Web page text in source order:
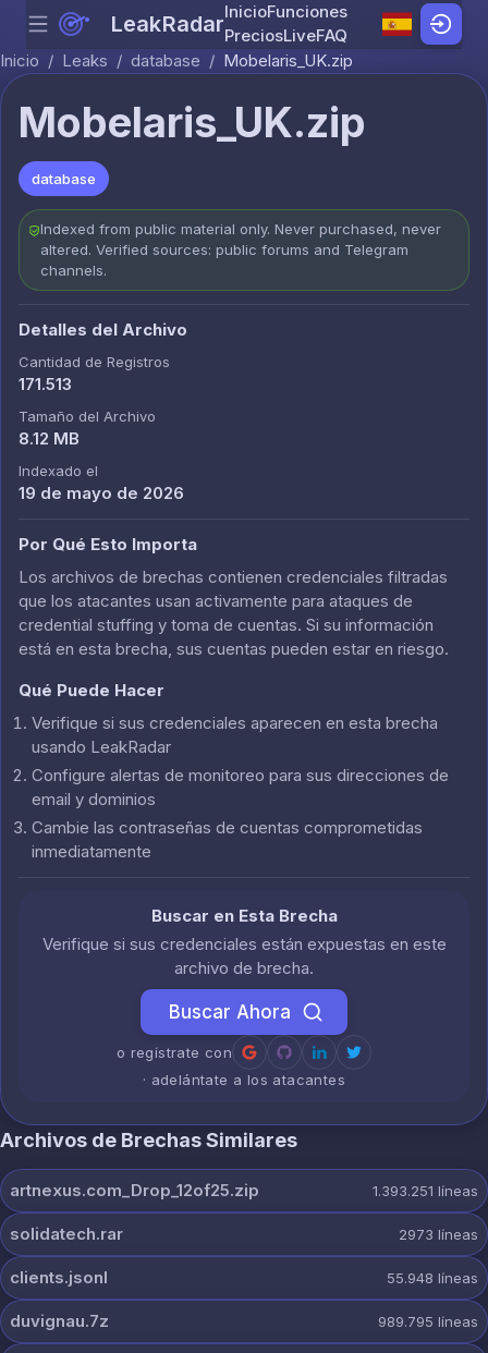
Skip to content
Menu LeakRadarInicioFunciones
PreciosLiveFAQ
Inicio / Leaks / database / Mobelaris_UK.zip
Mobelaris_UK.zip
database
Indexed from public material only. Never purchased, never
altered. Verified sources: public forums and Telegram
channels.
Detalles del Archivo
Cantidad de Registros
171.513
Tamaño del Archivo
8.12 MB
Indexado el
19 de mayo de 2026
Por Qué Esto Importa
Los archivos de brechas contienen credenciales filtradas
que los atacantes usan activamente para ataques de
credential stuffing y toma de cuentas. Si su información
está en esta brecha, sus cuentas pueden estar en riesgo.
Qué Puede Hacer
Verifique si sus credenciales aparecen en esta brecha
usando LeakRadar
Configure alertas de monitoreo para sus direcciones de
email y dominios
Cambie las contraseñas de cuentas comprometidas
inmediatamente
Buscar en Esta Brecha
Verifique si sus credenciales están expuestas en este
archivo de brecha.
Buscar Ahora
o regístrate con
· adelántate a los atacantes
Archivos de Brechas Similares
artnexus.com_Drop_12of25.zip 1.393.251 líneas
solidatech.rar 2973 líneas
clients.jsonl 55.948 líneas
duvignau.7z 989.795 líneas